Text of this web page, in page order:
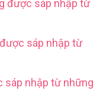
được sáp nhập từ
sáp nhập từ
sáp nhập từ những